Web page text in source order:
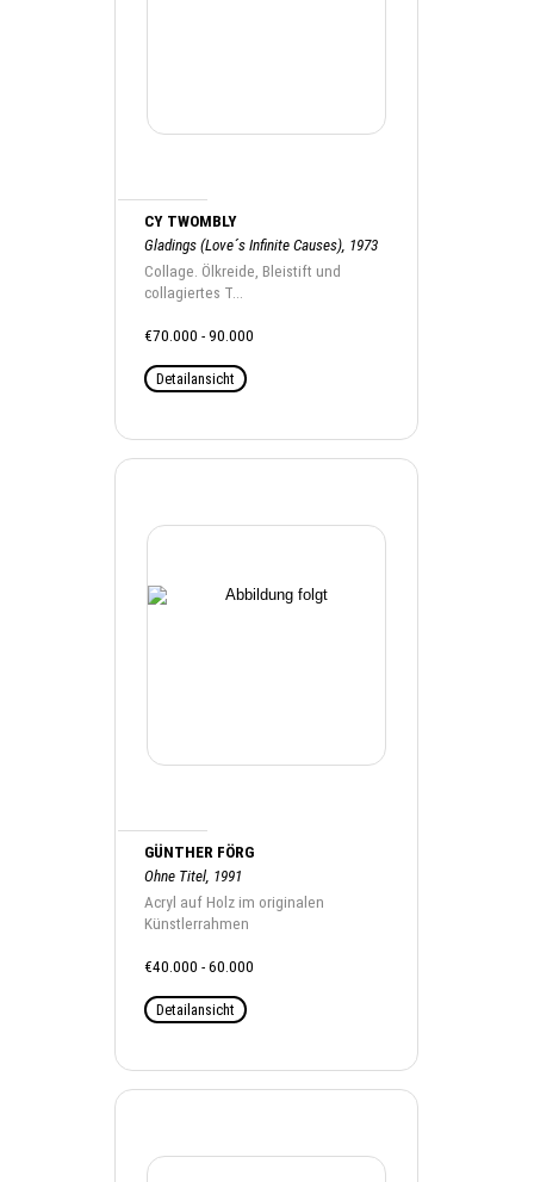
CY TWOMBLY
Gladings (Love´s Infinite Causes), 1973
Collage. Ölkreide, Bleistift und
collagiertes T...
€70.000 - 90.000
Detailansicht
GÜNTHER FÖRG
Ohne Titel, 1991
Acryl auf Holz im originalen
Künstlerrahmen
€40.000 - 60.000
Detailansicht